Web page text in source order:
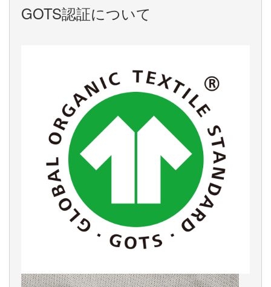
GOTS認証について